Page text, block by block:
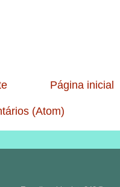
Página inicial
(Atom)